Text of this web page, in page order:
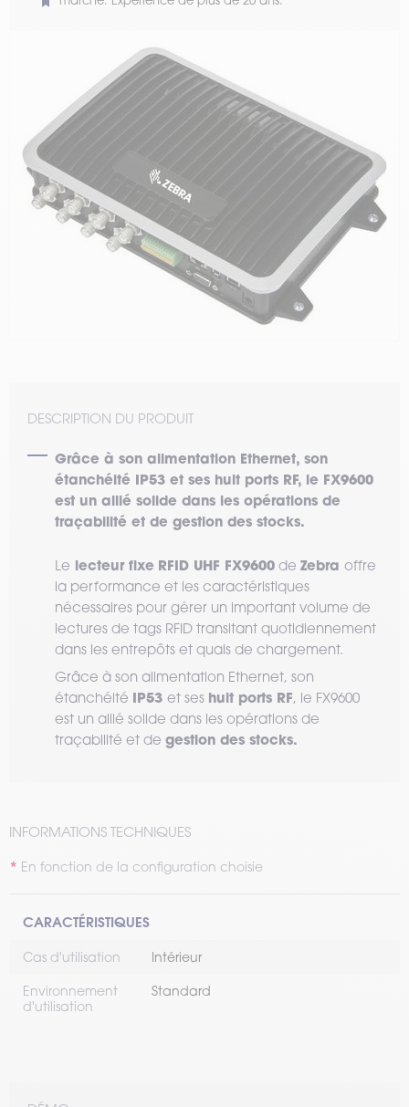
DESCRIPTION DU PRODUIT
Grâce à son alimentation Ethernet, son
étanchéité IP53 et ses huit ports RF, le FX9600
est un allié solide dans les opérations de
traçabilité et de gestion des stocks.
Le lecteur fixe RFID UHF FX9600 de Zebra offre
la performance et les caractéristiques
nécessaires pour gérer un important volume de
lectures de tags RFID transitant quotidiennement
dans les entrepôts et quais de chargement.
Grâce à son alimentation Ethernet, son
étanchéité IP53 et ses huit ports RF, le FX9600
est un allié solide dans les opérations de
traçabilité et de gestion des stocks.
INFORMATIONS TECHNIQUES
En fonction de la configuration choisie
CARACTÉRISTIQUES
Cas d'utilisation Intérieur
Environnement
d'utilisation
Standard